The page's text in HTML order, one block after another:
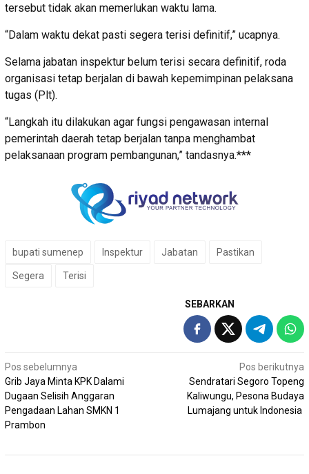
tersebut tidak akan memerlukan waktu lama.
“Dalam waktu dekat pasti segera terisi definitif,” ucapnya.
Selama jabatan inspektur belum terisi secara definitif, roda
organisasi tetap berjalan di bawah kepemimpinan pelaksana
tugas (Plt).
“Langkah itu dilakukan agar fungsi pengawasan internal
pemerintah daerah tetap berjalan tanpa menghambat
pelaksanaan program pembangunan,” tandasnya.***
bupati sumenep Inspektur Jabatan Pastikan
Segera Terisi
SEBARKAN
Navigasi
pos
Pos sebelumnya
Grib Jaya Minta KPK Dalami
Dugaan Selisih Anggaran
Pengadaan Lahan SMKN 1
Prambon
Pos berikutnya
Sendratari Segoro Topeng
Kaliwungu, Pesona Budaya
Lumajang untuk Indonesia